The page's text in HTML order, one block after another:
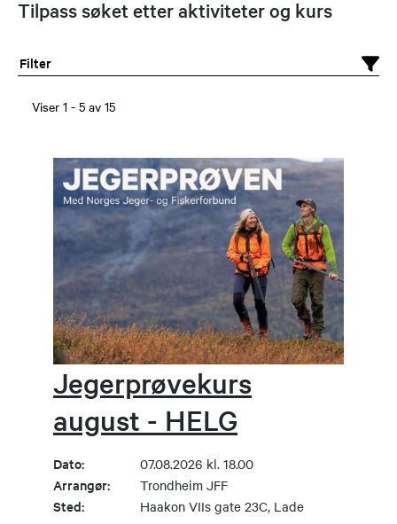
Tilpass søket etter aktiviteter og kurs
Filter
Viser 1 - 5 av 15
Jegerprøvekurs
august - HELG
Dato: 07.08.2026 kl. 18.00
Arrangør: Trondheim JFF
Sted: Haakon VIIs gate 23C, Lade